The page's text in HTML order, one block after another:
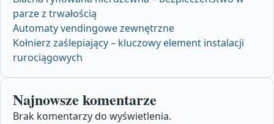
parze z trwałością
Automaty vendingowe zewnętrzne
Kołnierz zaślepiający – kluczowy element instalacji
rurociągowych
Najnowsze komentarze
Brak komentarzy do wyświetlenia.